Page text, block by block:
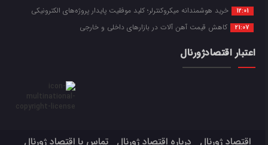
12:01 خرید هوشمندانه میکروکنترلر؛ کلید موفقیت پایدار پروژه‌های الکترونیکی
21:07 کاهش قیمت آهن آلات در بازارهای داخلی و خارجی
اعتبار اقتصادژورنال
اقتصاد ژورنال درباره اقتصاد ژورنال
تماس با اقتصاد ژورنال